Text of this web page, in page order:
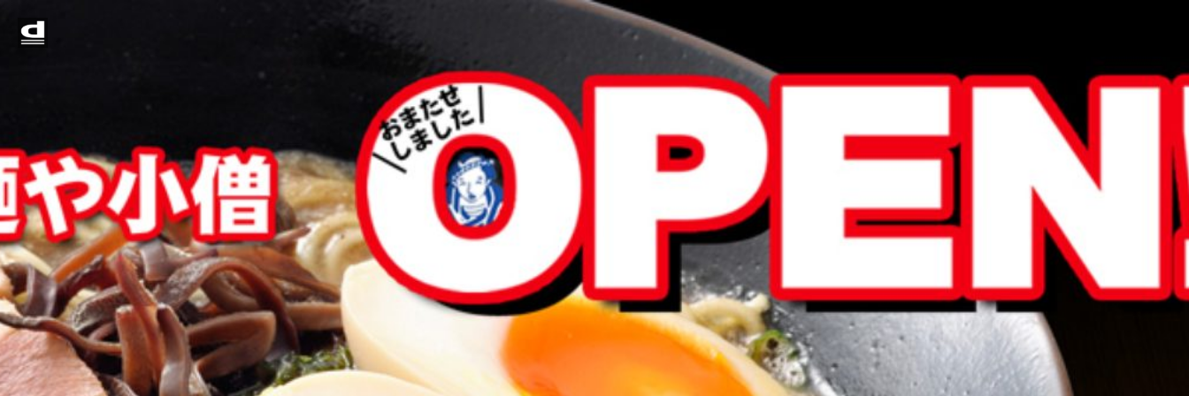
Home
お知らせ
京成八幡店
光ヶ丘店
西小山店
矢口渡店